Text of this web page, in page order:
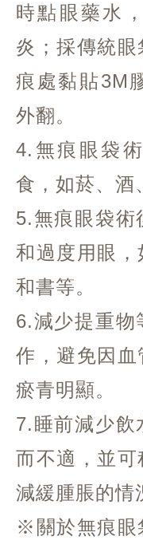
時點眼藥水
炎；採傳統
痕處黏貼3M
外翻。
4.無痕眼袋
食，如菸、酒
5.無痕眼袋術
和過度用眼
和書等。
6.減少提重物
作，避免因
瘀青明顯。
7.睡前減少飲
而不適，並
減緩腫脹的情
※關於無痕眼